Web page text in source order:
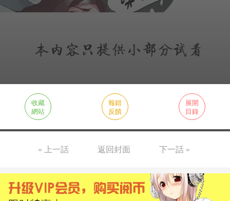
收藏
網站
報錯
反饋
展開
目錄
« 上一話 返回封面 下一話 »